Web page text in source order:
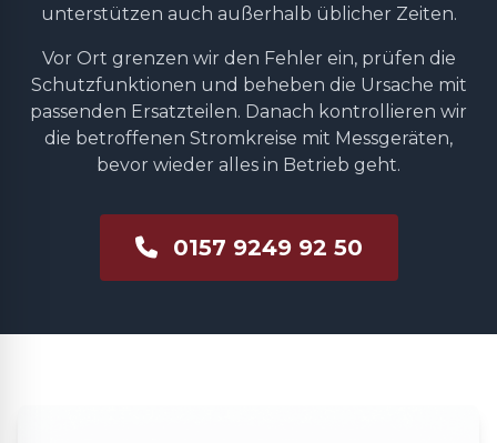
unterstützen auch außerhalb üblicher Zeiten.
Vor Ort grenzen wir den Fehler ein, prüfen die
Schutzfunktionen und beheben die Ursache mit
passenden Ersatzteilen. Danach kontrollieren wir
die betroffenen Stromkreise mit Messgeräten,
bevor wieder alles in Betrieb geht.
0157 9249 92 50